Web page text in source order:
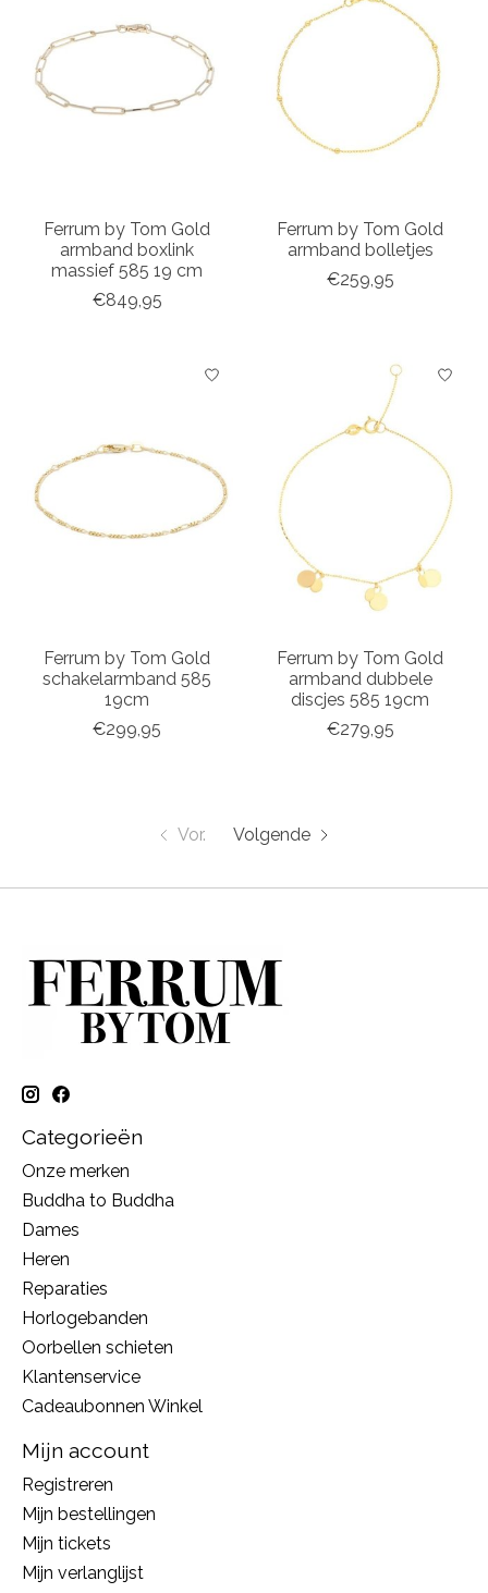
Ferrum by Tom Gold
armband boxlink
massief 585 19 cm
€849,95
Ferrum by Tom Gold
armband bolletjes
€259,95
Ferrum by Tom Gold
schakelarmband 585
19cm
€299,95
Ferrum by Tom Gold
armband dubbele
discjes 585 19cm
€279,95
Vor. Volgende
Categorieën
Onze merken
Buddha to Buddha
Dames
Heren
Reparaties
Horlogebanden
Oorbellen schieten
Klantenservice
Cadeaubonnen Winkel
Mijn account
Registreren
Mijn bestellingen
Mijn tickets
Mijn verlanglijst